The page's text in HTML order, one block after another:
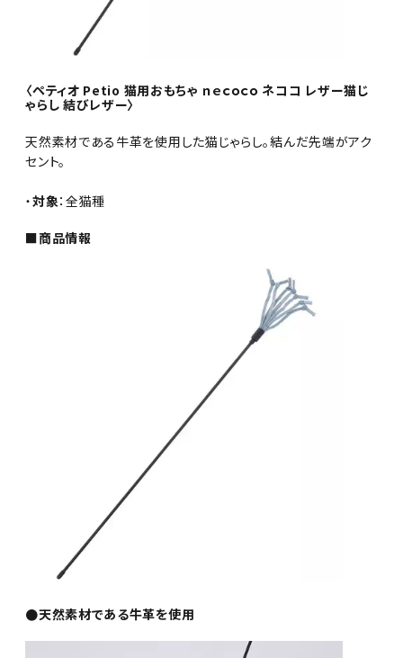
〈ペティオ Petio 猫用おもちゃ ｎｅｃｏｃｏ ネココ レザー猫じ
ゃらし 結びレザー〉
天然素材である牛革を使用した猫じゃらし。結んだ先端がアク
セント。
・対象：全猫種
■商品情報
●天然素材である牛革を使用